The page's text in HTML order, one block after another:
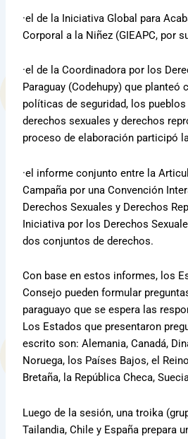
·el de la Iniciativa Global para
Corporal a la Niñez (GIEAPC, por
·el de la Coordinadora por los
Paraguay (Codehupy) que planteó
políticas de seguridad, los
derechos sexuales y derechos
proceso de elaboración participó
·el informe conjunto entre la
Campaña por una Convención
Derechos Sexuales y Derechos
Iniciativa por los Derechos
dos conjuntos de derechos.
Con base en estos informes, los
Consejo pueden formular
paraguayo que se espera las
Los Estados que presentaron
escrito son: Alemania, Canadá,
Noruega, los Países Bajos, el
Bretaña, la República Checa,
Luego de la sesión, una troika
Tailandia, Chile y España prepara